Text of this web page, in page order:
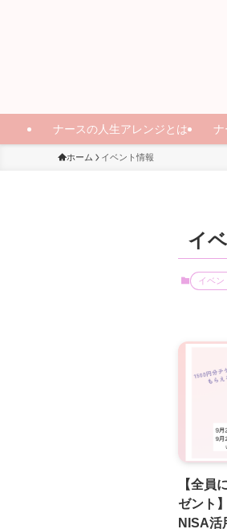
ナースの人生アレンジとは ナ
ホーム イベント情報
イ
イベン
【全員
ゼント
NISA活